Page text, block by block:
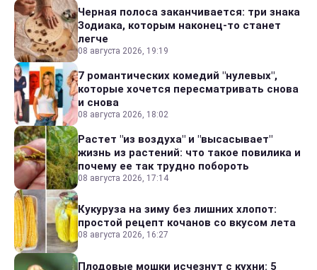
Черная полоса заканчивается: три знака
Зодиака, которым наконец-то станет
легче
08 августа 2026, 19:19
7 романтических комедий "нулевых",
которые хочется пересматривать снова
и снова
08 августа 2026, 18:02
Растет "из воздуха" и "высасывает"
жизнь из растений: что такое повилика и
почему ее так трудно побороть
08 августа 2026, 17:14
Кукуруза на зиму без лишних хлопот:
простой рецепт кочанов со вкусом лета
08 августа 2026, 16:27
Плодовые мошки исчезнут с кухни: 5